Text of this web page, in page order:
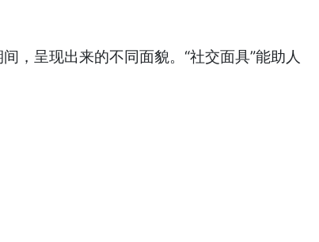
呈现出来的不同面貌。“社交面具”能助人